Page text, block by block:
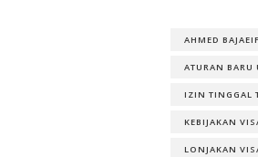
AHMED
ATURAN BARU
IZIN TINGGAL
KEBIJAKAN
LONJAKAN